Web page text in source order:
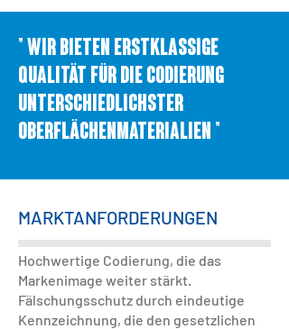
" WIR BIETEN ERSTKLASSIGE
QUALITÄT FÜR DIE CODIERUNG
UNTERSCHIEDLICHSTER
OBERFLÄCHENMATERIALIEN "
MARKTANFORDERUNGEN
Hochwertige Codierung, die das
Markenimage weiter stärkt.
Fälschungsschutz durch eindeutige
Kennzeichnung, die den gesetzlichen